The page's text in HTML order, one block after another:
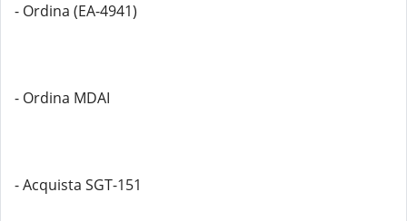
- Ordina (EA-4941)
- Ordina MDAI
- Acquista SGT-151